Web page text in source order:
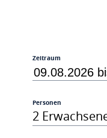
Zeitraum
Personen
2